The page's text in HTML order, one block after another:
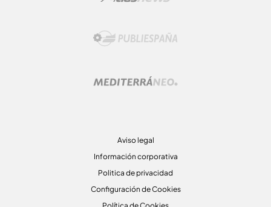
Aviso legal
Información corporativa
Politica de privacidad
Configuración de Cookies